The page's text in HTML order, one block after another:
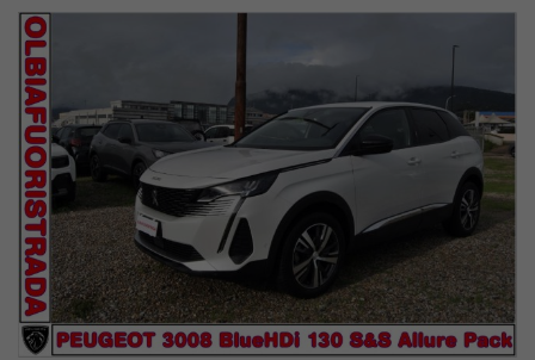
CARPLAY ANDROID AUTO
CERCH IN LEGA
FARI FULL LED
NAVIGATORE
INCLUSO NEL PREZZO 1° TAGLIANDO E 12 MESI DI GARANZIA
FINANZIAMENTO ANCHE CON ANTICIPO 0€ E RATE
PERSONALIZZATE
Per i dettagli di questa offerta contattare un nostro consulente
vendita.